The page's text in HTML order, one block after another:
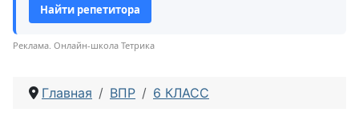
Найти репетитора
Реклама. Онлайн-школа Тетрика
Главная ВПР 6 КЛАСС